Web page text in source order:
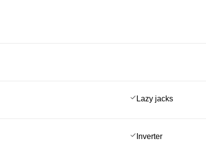
Lazy jacks
Inverter